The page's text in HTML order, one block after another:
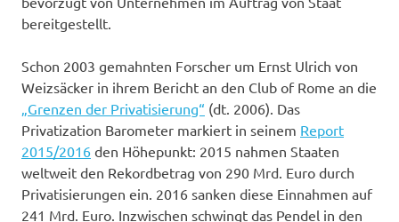
bereitgestellt.
Schon 2003 gemahnten Forscher um Ernst Ulrich von
Weizsäcker in ihrem Bericht an den Club of Rome an die
„Grenzen der Privatisierung“ (dt. 2006). Das
Privatization Barometer markiert in seinem Report
2015/2016 den Höhepunkt: 2015 nahmen Staaten
weltweit den Rekordbetrag von 290 Mrd. Euro durch
Privatisierungen ein. 2016 sanken diese Einnahmen auf
241 Mrd. Euro. Inzwischen schwingt das Pendel in den